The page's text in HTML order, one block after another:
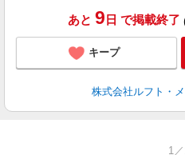
あと 9 日 で掲載終了
キープ
株式会社ルフト・
1